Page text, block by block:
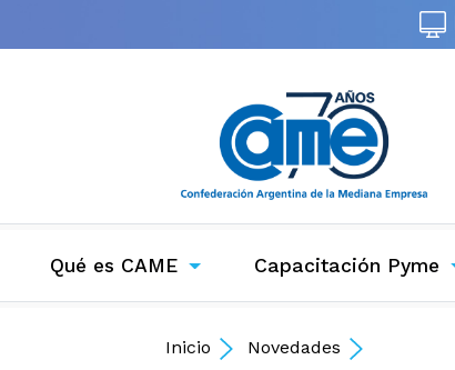
Qué es CAME Capacitación Pyme
Inicio Novedades